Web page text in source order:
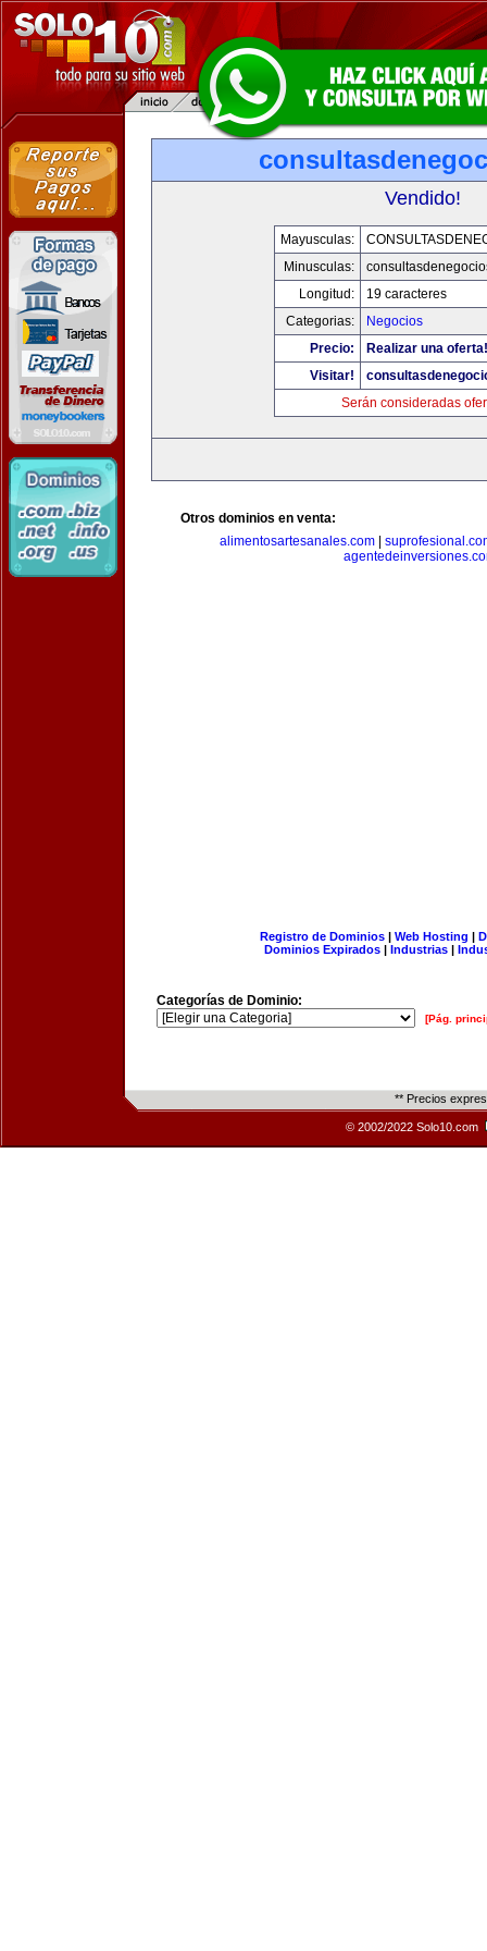
Vendido!
Mayusculas:
Minusculas:
Longitud:
19 caracteres
Categorias:
Negocios
Precio:
Realizar una oferta!
Visitar!
Serán consideradas
Otros dominios en venta:
alimentosartesanales.com
Registro de Dominios| Web Hosting |
Dominios Expirados | Industrias |
Categorías de Dominio:
[Pág.
** Precios
© 2002/2022 Solo10.com